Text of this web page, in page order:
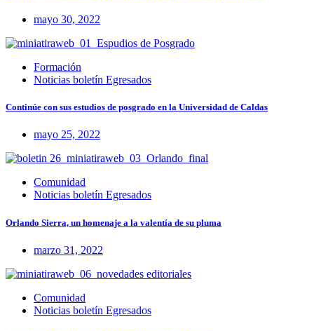
mayo 30, 2022
Formación
Noticias boletín Egresados
Continúe con sus estudios de posgrado en la Universidad de Caldas
mayo 25, 2022
Comunidad
Noticias boletín Egresados
Orlando Sierra, un homenaje a la valentía de su pluma
marzo 31, 2022
Comunidad
Noticias boletín Egresados